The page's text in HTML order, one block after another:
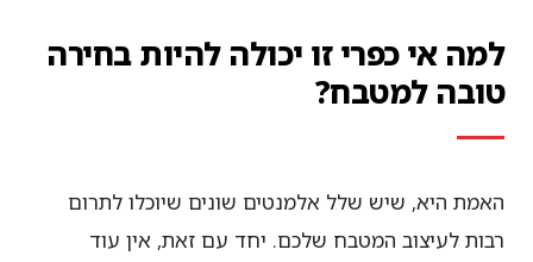
למה אי כפרי זו יכולה להיות בחירה
טובה למטבח?
האמת היא, שיש שלל אלמנטים שונים שיוכלו לתרום
רבות לעיצוב המטבח שלכם. יחד עם זאת, אין עוד